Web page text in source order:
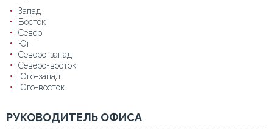
Запад
Восток
Север
Юг
Северо-запад
Северо-восток
Юго-запад
Юго-восток
РУКОВОДИТЕЛЬ ОФИСА